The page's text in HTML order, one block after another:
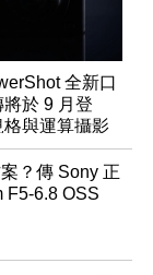
全新口
於 9 月登
與運算攝影
點
？傳 Sony 正
F5-6.8 OSS